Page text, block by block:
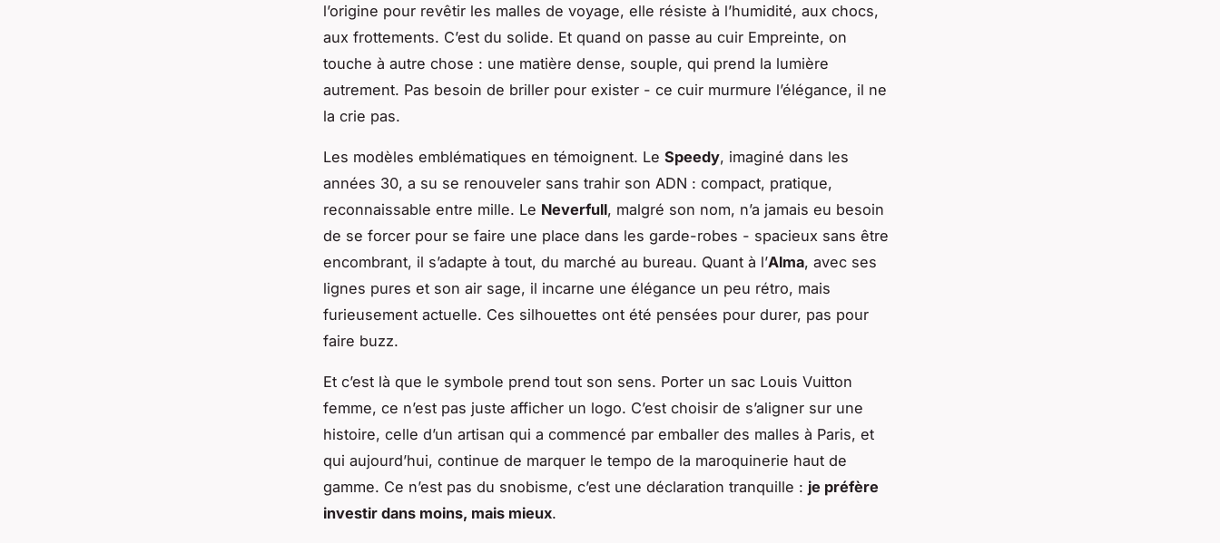
l’origine pour revêtir les malles de voyage, elle résiste à l’humidité, aux chocs,
aux frottements. C’est du solide. Et quand on passe au cuir Empreinte, on
touche à autre chose : une matière dense, souple, qui prend la lumière
autrement. Pas besoin de briller pour exister - ce cuir murmure l’élégance, il ne
la crie pas.
Les modèles emblématiques en témoignent. Le Speedy, imaginé dans les
années 30, a su se renouveler sans trahir son ADN : compact, pratique,
reconnaissable entre mille. Le Neverfull, malgré son nom, n’a jamais eu besoin
de se forcer pour se faire une place dans les garde-robes - spacieux sans être
encombrant, il s’adapte à tout, du marché au bureau. Quant à l’Alma, avec ses
lignes pures et son air sage, il incarne une élégance un peu rétro, mais
furieusement actuelle. Ces silhouettes ont été pensées pour durer, pas pour
faire buzz.
Et c’est là que le symbole prend tout son sens. Porter un sac Louis Vuitton
femme, ce n’est pas juste afficher un logo. C’est choisir de s’aligner sur une
histoire, celle d’un artisan qui a commencé par emballer des malles à Paris, et
qui aujourd’hui, continue de marquer le tempo de la maroquinerie haut de
gamme. Ce n’est pas du snobisme, c’est une déclaration tranquille : je préfère
investir dans moins, mais mieux.